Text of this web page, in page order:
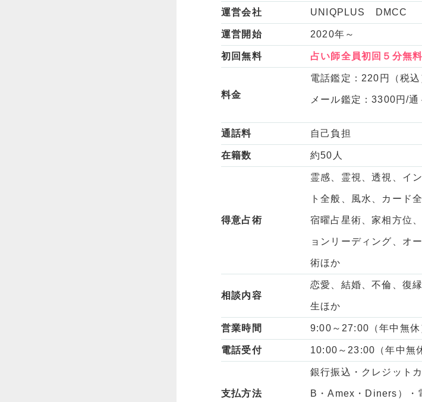
運営会社 UNIQPLUS DMCC
運営開始 2020年～
初回無料 占い師全員初回５分無料
料金
電話鑑定：220円（税込
メール鑑定：3300円/通
通話料 自己負担
在籍数 約50人
得意占術
霊感、霊視、透視、イ
ト全般、風水、カード
宿曜占星術、家相方位
ョンリーディング、オ
術ほか
相談内容
恋愛、結婚、不倫 、復
生ほか
営業時間 9:00～27:00 （年中無休
電話受付 10:00～23:00（年中無
支払方法
銀行振込・クレジット
B・Amex・Diners）・